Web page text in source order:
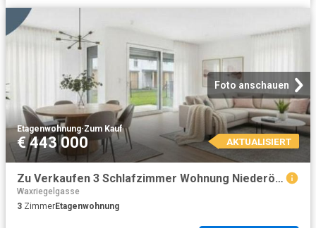
Foto anschauen
Etagenwohnung·Zum Kauf
€ 443 000 AKTUALISIERT
Zu Verkaufen 3 Schlafzimmer Wohnung Niederösterreich Niederösterreich DS104844823
Waxriegelgasse
3 ZimmerEtagenwohnung